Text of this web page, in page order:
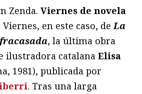
Zenda. Viernes de novela
Viernes, en este caso, de La
, la última obra
ilustradora catalana Elisa
1981), publicada por
. Tras una larga